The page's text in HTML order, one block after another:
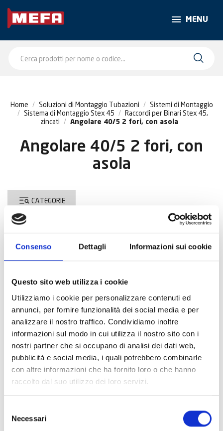
Consenso Dettagli Informazioni sui cookie
Questo sito web utilizza i cookie
Utilizziamo i cookie per personalizzare contenuti ed
annunci, per fornire funzionalità dei social media e per
analizzare il nostro traffico. Condividiamo inoltre
informazioni sul modo in cui utilizza il nostro sito con i
nostri partner che si occupano di analisi dei dati web,
pubblicità e social media, i quali potrebbero combinarle
con altre informazioni che ha fornito loro o che hanno
raccolto dal suo utilizzo dei loro servizi.
delNecessari
MENU
Home Soluzioni di Montaggio Tubazioni
Sistemi di Montaggio
Sistema di Montaggio Stex 45
Raccordi per Binari Stex 45,
zincati
Angolare 40/5 2 fori, con asola
Angolare 40/5 2 fori, con
asola
CATEGORIE
C'è 1 prodotto.
Rilevanza